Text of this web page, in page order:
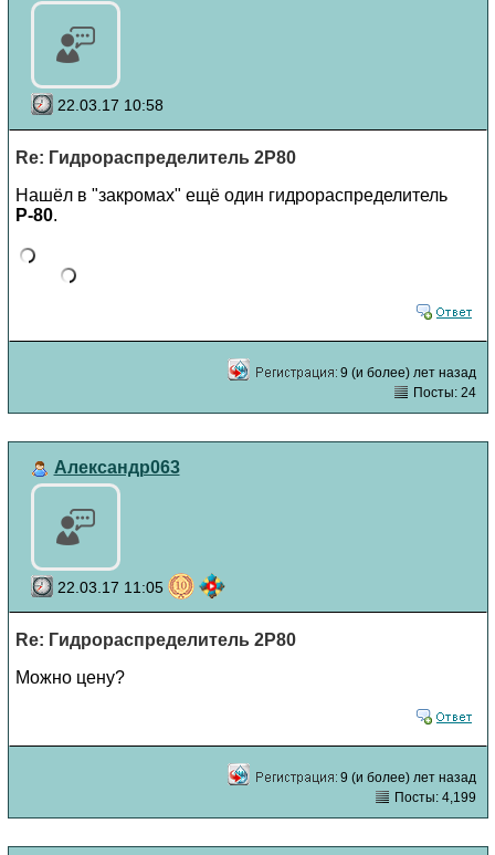
22.03.17 10:58
Re: Гидрораспределитель 2Р80
Нашёл в "закромах" ещё один гидрораспределитель
Р-80.
9 (и более) лет назад
Посты: 24
Александр063
22.03.17 11:05
Re: Гидрораспределитель 2Р80
Можно цену?
9 (и более) лет назад
Посты: 4,199